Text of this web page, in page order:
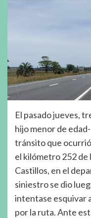
El pasado jueves,
hijo menor de
tránsito que
el kilómetro 252 de
Castillos, en el
siniestro se dio
intentase esquivar
por la ruta. Ante